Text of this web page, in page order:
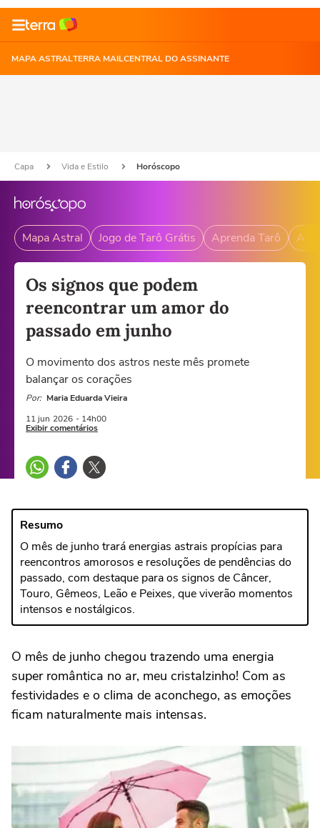
MAPA ASTRALTERRA MAILCENTRAL DO ASSINANTE
Capa Vida e Estilo Horóscopo
Mapa Astral Jogo de Tarô Grátis Aprenda Tarô
Os signos que podem
reencontrar um amor do
passado em junho
O movimento dos astros neste mês promete
balançar os corações
Por: Maria Eduarda Vieira
11 jun 2026 - 14h00
Exibir comentários
Resumo
O mês de junho trará energias astrais propícias para
reencontros amorosos e resoluções de pendências do
passado, com destaque para os signos de Câncer,
Touro, Gêmeos, Leão e Peixes, que viverão momentos
intensos e nostálgicos.
O mês de junho chegou trazendo uma energia
super romântica no ar, meu cristalzinho! Com as
festividades e o clima de aconchego, as emoções
ficam naturalmente mais intensas.